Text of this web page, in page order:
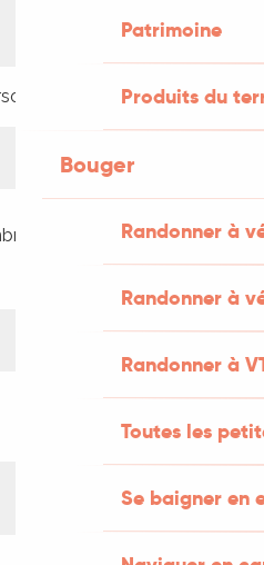
Patrimoine
Produits du
Bouger
Randonner à
Randonner à
Randonner à
Toutes les
Se baigner en
d'hôtes)